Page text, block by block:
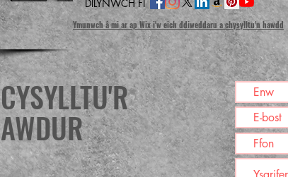
DILYNWCH FI
Ymunwch â mi ar ap Wix i'w eich ddiweddaru a chysylltu'n hawdd
CYSYLLTU'R
AWDUR